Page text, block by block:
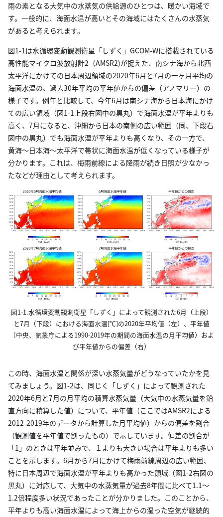
雨の素となる大気中の水蒸気の供給源のひとつは、暖かい海域で
す。一般的に、海面水温が高いとその海域にはたくさんの水蒸気
があると考えられます。
図1-1は水循環変動観測衛星「しずく」GCOM-Wに搭載されている
高性能マイクロ波放射計2（AMSR2)が捉えた、南シナ海から北西
太平洋にかけての日本周辺領域の2020年6月と7月の一ヶ月平均の
海面水温の、過去30年平均の平年値からの偏差（アノマリー）の
様子です。例年と比較して、今年6月は南シナ海から日本海にかけ
ての広い領域（図1-1上段右図中の黒丸）で海面水温が平年よりも
高く、7月になると、沖縄から日本の南側の広い範囲（同、下段右
図中の黒丸）でも海面水温が平年よりも高くなり、その一方で、
黄海～日本海～太平洋で帯状に海面水温が低くなっている様子が
分かります。これは、梅雨前線による降雨が続き日照が少なかっ
たなどが理由として考えられます。
図1-1.水循環変動観測衛星「しずく」によって観測された6月（上段）
と7月（下段）における海面水温[℃]の2020年平均値（左）、平年値
（中央、気象庁による1990-2019年の期間の海面水温の月平均値）およ
び平年値からの偏差（右）
この時、海面水温と関係が深い水蒸気量がどうなっていたかを見
てみましょう。図1-2は、同じく「しずく」によって観測された
2020年6月と7月の月平均の積算水蒸気量（大気中の水蒸気量を鉛
直方向に積算した値）について、平年値（ここではAMSR2による
2012-2019年のデータから計算した月平均値）からの偏差を割合
（観測値を平年値で割ったもの）で示しています。偏差の割合が
「1」のときは平年並みで、１よりも大きい場合は平年よりも多い
ことを示します。6月から7月にかけて梅雨前線周辺の広い範囲、
特に日本周辺で海面水温が平年よりも高かった領域（図1-2右図の
黒丸）に対応して、大気中の水蒸気量が過去8年間に比べて1.1～
1.2倍程度多い状況であったことが分かりました。このことから、
平年よりも高い海面水温によって海上からの湿った空気が継続的